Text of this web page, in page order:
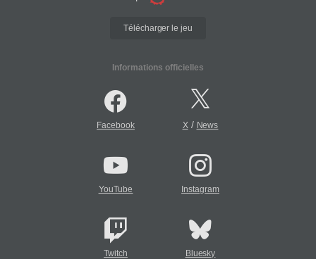
Télécharger le jeu
Informations officielles
Facebook X/ News
YouTube Instagram
Twitch Bluesky